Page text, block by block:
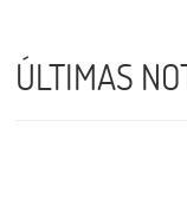
ÚLTIMAS